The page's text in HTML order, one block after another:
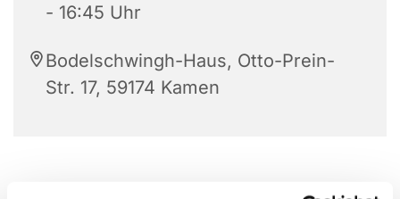
- 16:45 Uhr
Bodelschwingh-Haus, Otto-Prein-
Str. 17, 59174 Kamen